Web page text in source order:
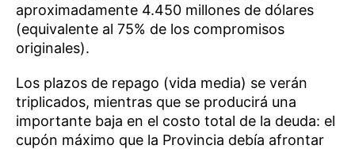
aproximadamente 4.450 millones de dólares
(equivalente al 75% de los compromisos
originales).
Los plazos de repago (vida media) se verán
triplicados, mientras que se producirá una
importante baja en el costo total de la deuda: el
cupón máximo que la Provincia debía afrontar